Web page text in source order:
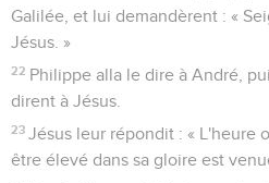
Galilée, et lui demandèrent : «
Jésus. »
22 Philippe alla le dire à André,
dirent à Jésus.
23 Jésus leur répondit : « L'heure
être élevé dans sa gloire est